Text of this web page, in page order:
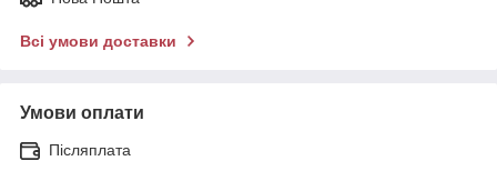
Всі умови доставки
Умови оплати
Післяплата